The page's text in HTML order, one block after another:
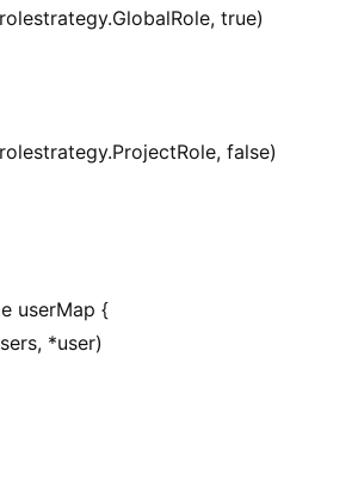
true)
false)
userMap {
*user)